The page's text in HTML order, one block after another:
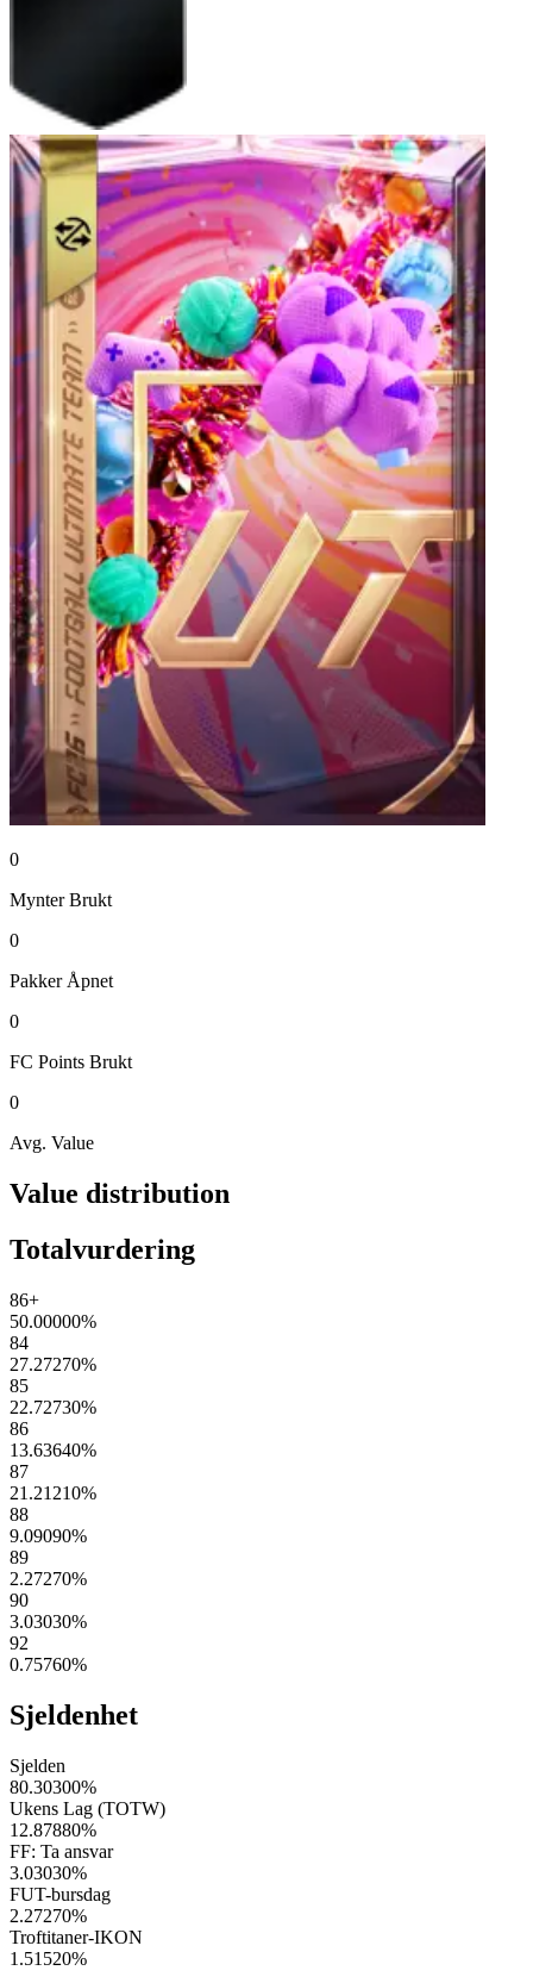
0
Mynter Brukt
0
Pakker Åpnet
0
FC Points Brukt
0
Avg. Value
Value distribution
Totalvurdering
86+
50.00000%
84
27.27270%
85
22.72730%
86
13.63640%
87
21.21210%
88
9.09090%
89
2.27270%
90
3.03030%
92
0.75760%
Sjeldenhet
Sjelden
80.30300%
Ukens Lag (TOTW)
12.87880%
FF: Ta ansvar
3.03030%
FUT-bursdag
2.27270%
Troftitaner-IKON
1.51520%